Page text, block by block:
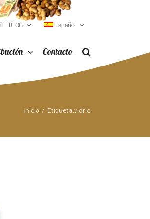
BLOG Español
Contacto
Inicio Etiqueta:vidrio